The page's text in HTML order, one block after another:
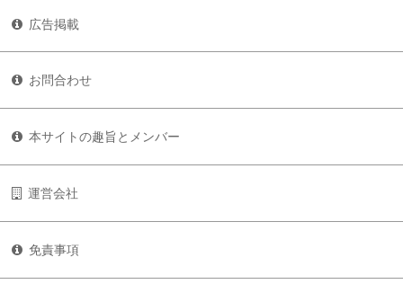
広告掲載
お問合わせ
本サイトの趣旨とメンバー
運営会社
免責事項